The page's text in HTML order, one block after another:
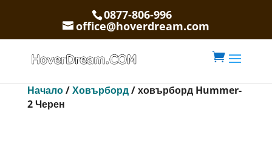
0877-806-996
office@hoverdream.com

Начало/Ховърборд/ ховърборд Hummer-
2 Черен